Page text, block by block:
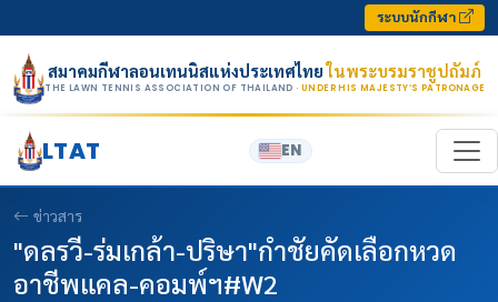
ระบบนักกีฬา
สมาคมกีฬาลอนเทนนิสแห่งประเทศไทยในพระบรมราชูปถัมภ์
THE LAWN TENNIS ASSOCIATION OF THAILAND · UNDER HIS MAJESTY’S PATRONAGE
LTAT EN
ข่าวสาร
"ดลรวี-ร่มเกล้า-ปริษา"กำชัยคัดเลือกหวด
อาชีพแคล-คอมพ์ฯ#W2